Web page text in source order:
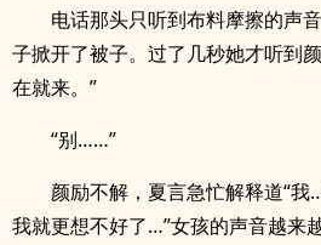
电话那头只听到布料摩擦的声
子掀开了被子。过了几秒她才听到
在就来。”
“别……”
颜励不解，夏言急忙解释道“
我就更想不好了…”女孩的声音越来